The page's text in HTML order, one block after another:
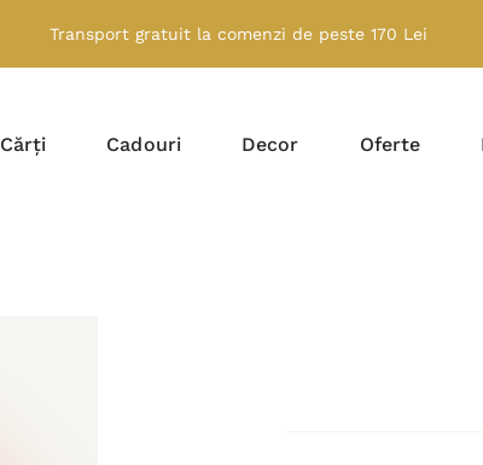
Transport gratuit la comenzi de peste 170 Lei
Cărți Cadouri Decor Oferte